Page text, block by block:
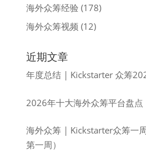
海外众筹经验 (178)
海外众筹视频 (12)
近期文章
年度总结 | Kickstarter 众筹
2026年十大海外众筹平台盘点
海外众筹 | Kickstarter众筹一
第一周）